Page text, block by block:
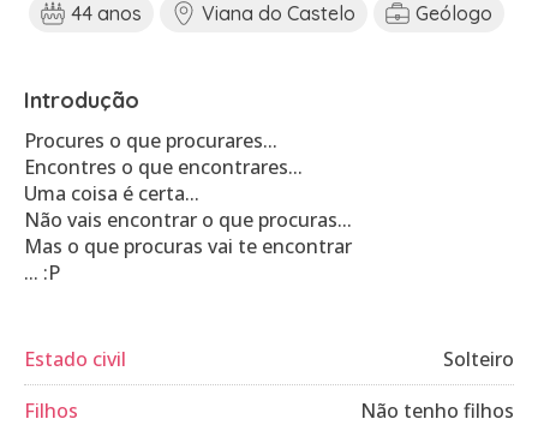
44 anos Viana do Castelo Geólogo
Introdução
Procures o que procurares...
Encontres o que encontrares...
Uma coisa é certa...
Não vais encontrar o que procuras...
Mas o que procuras vai te encontrar
... :P
Estado civil
Solteiro
Filhos
Não tenho filhos